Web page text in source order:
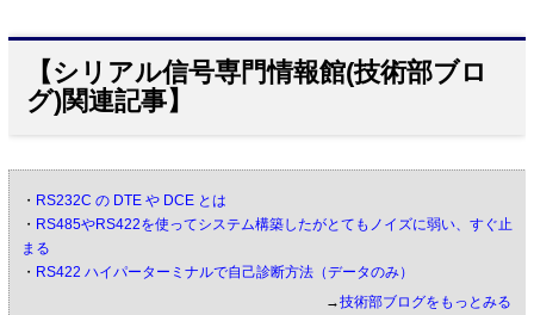
【シリアル信号専門情報館(技術部ブロ
グ)関連記事】
・ RS232C の DTE や DCE とは
・ RS485やRS422を使ってシステム構築したがとてもノイズに弱い、すぐ止
まる
・ RS422 ハイパーターミナルで自己診断方法（データのみ）
→技術部ブログをもっとみる